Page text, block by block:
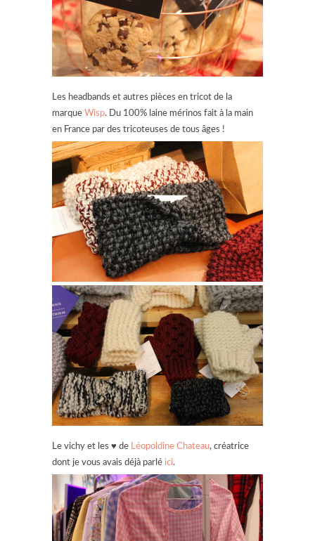
Les headbands et autres pièces en tricot de la
marque Wisp. Du 100% laine mérinos fait à la main
en France par des tricoteuses de tous âges !
Le vichy et les ♥ de Léopoldine Chateau, créatrice
dont je vous avais déjà parlé ici.